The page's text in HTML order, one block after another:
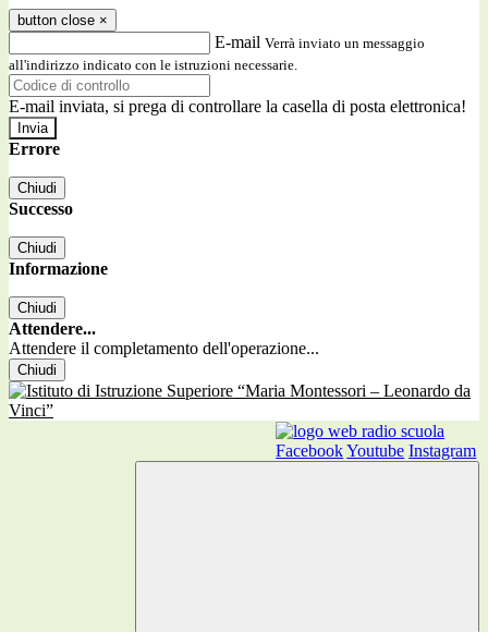
button close ×
E-mail Verrà inviato un messaggio
all'indirizzo indicato con le istruzioni necessarie.
E-mail inviata, si prega di controllare la casella di posta elettronica!
Errore
Chiudi
Successo
Chiudi
Informazione
Chiudi
Attendere...
Attendere il completamento dell'operazione...
Chiudi
FacebookYoutube Instagram